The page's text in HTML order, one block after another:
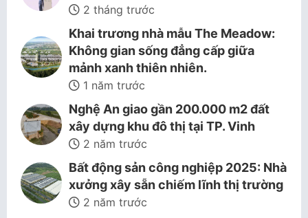
2 tháng trước
Khai trương nhà mẫu The Meadow:
Không gian sống đẳng cấp giữa
mảnh xanh thiên nhiên.
1 năm trước
Nghệ An giao gần 200.000 m2 đất
xây dựng khu đô thị tại TP. Vinh
2 năm trước
Bất động sản công nghiệp 2025: Nhà
xưởng xây sẵn chiếm lĩnh thị trường
2 năm trước